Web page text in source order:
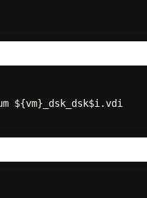
${vm}_dsk_dsk$i.vdi